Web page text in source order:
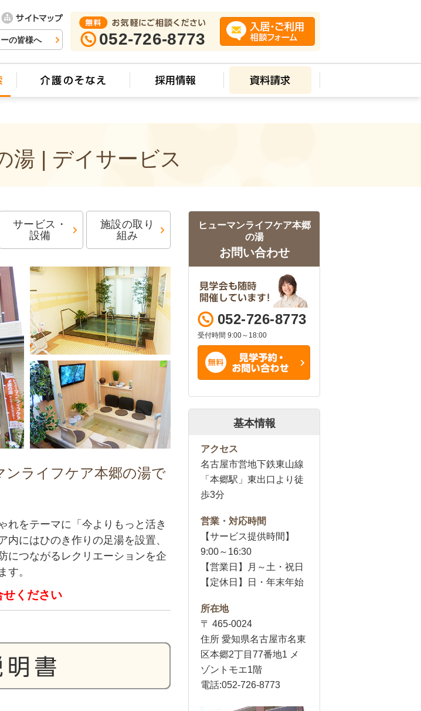
の皆様へ 052-726-8773
湯 | デイサービス
サービス・
設備
施設の取り
組み
ンライフケア本郷の湯で
れをテーマに「今よりもっと活き
にはひのき作りの足湯を設置、
につながるレクリエーションを企
す。
せください
ヒューマンライフケア本郷
の湯
お問い合わせ
052-726-8773
受付時間 9:00～18:00
基本情報
アクセス
名古屋市営地下鉄東山線
「本郷駅」東出口より徒
歩3分
営業・対応時間
【サービス提供時間】
9:00～16:30
【営業日】月～土・祝日
【定休日】日・年末年始
所在地
〒 465-0024
住所 愛知県名古屋市名東
区本郷2丁目77番地1 メ
ゾントモエ1階
電話:052-726-8773